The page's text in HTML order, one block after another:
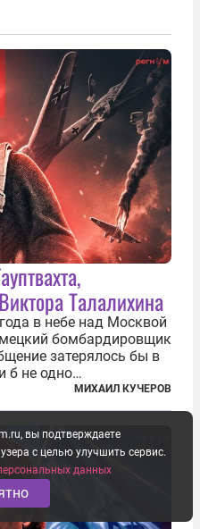
Талалихина
в небе над Москвой
бомбардировщик
затерялось бы в
б не одно
из первых в
ночных таранов.
МИХАИЛ КУЧЕРОВ
вы подтверждаете
с целью улучшить сервис.
данных